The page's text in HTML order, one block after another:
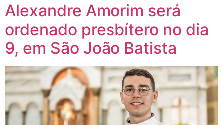
Alexandre Amorim será
ordenado presbítero no dia
9, em São João Batista